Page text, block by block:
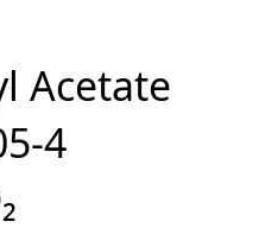
Acetate
4